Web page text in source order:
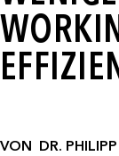
VON DR.